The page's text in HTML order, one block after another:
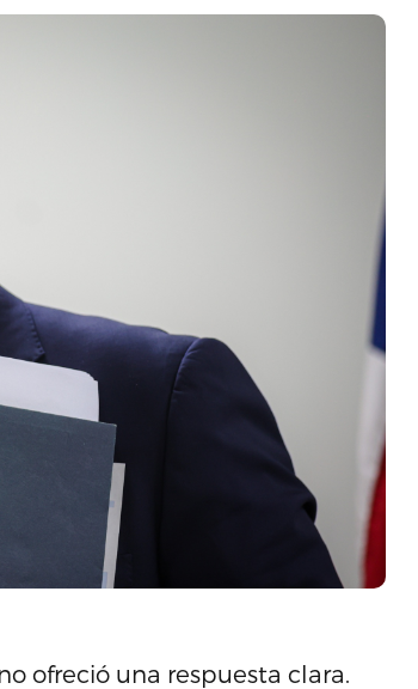
ofreció una respuesta clara.